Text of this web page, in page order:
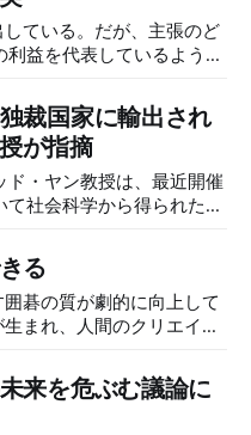
している。だが、主張のど
益を代表しているように
ースをAI研究に投じ、競
裁国家に輸出され
が指摘
・ヤン教授は、最近開催
社会科学から得られた知
AI分野の突出した成功に
る
碁の質が劇的に向上して
まれ、人間のクリエイテ
AIで進化の速度を加速で
来を危ぶむ議論に